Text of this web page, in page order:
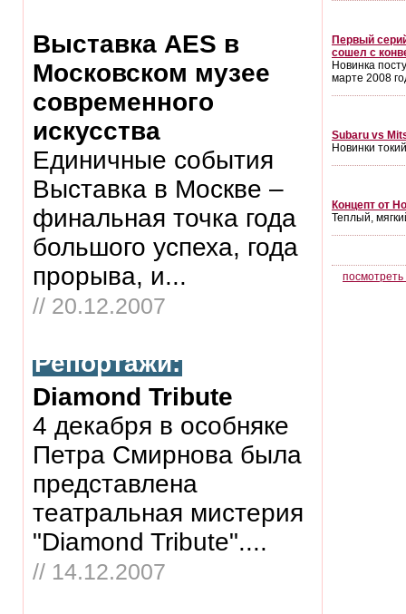
Выставка AES в
Московском музее
современного
искусства
Единичные события
Выставка в Москве –
финальная точка года
большого успеха, года
прорыва, и...
// 20.12.2007
Репортажи:
Diamond Tribute
4 декабря в особняке
Петра Смирнова была
представлена
театральная мистерия
"Diamond Tribute"....
// 14.12.2007
Первый
сошел с
Новинка
марте 2008
Subaru vs
Новинки
Концепт от
Теплый,
посмотреть